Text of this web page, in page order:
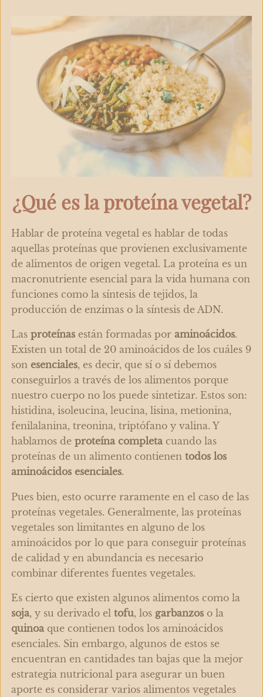
¿Qué es la proteína vegetal?
Hablar de proteína vegetal es hablar de todas
aquellas proteínas que provienen exclusivamente
de alimentos de origen vegetal. La proteína es un
macronutriente esencial para la vida humana con
funciones como la síntesis de tejidos, la
producción de enzimas o la síntesis de ADN.
Las proteínas están formadas por aminoácidos.
Existen un total de 20 aminoácidos de los cuáles 9
son esenciales, es decir, que sí o sí debemos
conseguirlos a través de los alimentos porque
nuestro cuerpo no los puede sintetizar. Estos son:
histidina, isoleucina, leucina, lisina, metionina,
fenilalanina, treonina, triptófano y valina. Y
hablamos de proteína completacuando las
proteínas de un alimento contienentodos los
aminoácidos esenciales.
Pues bien, esto ocurre raramente en el caso de las
proteínas vegetales. Generalmente, las proteínas
vegetales son limitantes en alguno de los
aminoácidos por lo que para conseguir proteínas
de calidad y en abundancia es necesario
combinar diferentes fuentes vegetales.
Es cierto que existen algunos alimentos como la
soja, y su derivado el tofu, los garbanzos o la
quinoa que contienen todos los aminoácidos
esenciales. Sin embargo, algunos de estos se
encuentran en cantidades tan bajas que la mejor
estrategia nutricional para asegurar un buen
aporte es considerar varios alimentos vegetales